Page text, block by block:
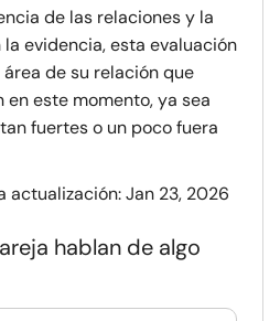
de las relaciones y la
evidencia, esta evaluación
de su relación que
este momento, ya sea
fuertes o un poco fuera
actualización: Jan 23, 2026
hablan de algo